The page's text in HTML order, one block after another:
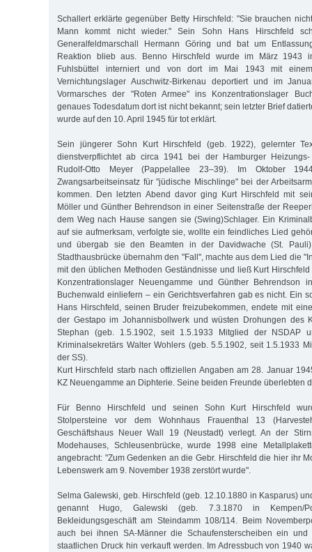
Schallert erklärte gegenüber Betty Hirschfeld: "Sie brauchen
Mann kommt nicht wieder." Sein Sohn Hans Hirschfeld
Generalfeldmarschall Hermann Göring und bat um
Reaktion blieb aus. Benno Hirschfeld wurde im März 1943
Fuhlsbüttel interniert und von dort im Mai 1943 mit
Vernichtungslager Auschwitz-Birkenau deportiert und im
Vormarsches der "Roten Armee" ins Konzentrationslager
genaues Todesdatum dort ist nicht bekannt; sein letzter Brief
wurde auf den 10. April 1945 für tot erklärt.
Sein jüngerer Sohn Kurt Hirschfeld (geb. 1922), gelernter
dienstverpflichtet ab circa 1941 bei der Hamburger Heizungs-
Rudolf-Otto Meyer (Pappelallee 23–39). Im Oktober
Zwangsarbeitseinsatz für "jüdische Mischlinge" bei der
kommen. Den letzten Abend davor ging Kurt Hirschfeld mit
Möller und Günther Behrendson in einer Seitenstraße der
dem Weg nach Hause sangen sie (Swing)Schlager. Ein
auf sie aufmerksam, verfolgte sie, wollte ein feindliches Lied
und übergab sie den Beamten in der Davidwache (St.
Stadthausbrücke übernahm den "Fall", machte aus dem Lied die
mit den üblichen Methoden Geständnisse und ließ Kurt
Konzentrationslager Neuengamme und Günther Behrendson
Buchenwald einliefern – ein Gerichtsverfahren gab es nicht. Ein
Hans Hirschfeld, seinen Bruder freizubekommen, endete mit
der Gestapo im Johannisbollwerk und wüsten Drohungen des
Stephan (geb. 1.5.1902, seit 1.5.1933 Mitglied der NSDAP
Kriminalsekretärs Walter Wohlers (geb. 5.5.1902, seit 1.5.1933
der SS).
Kurt Hirschfeld starb nach offiziellen Angaben am 28. Januar
KZ Neuengamme an Diphterie. Seine beiden Freunde überlebten
Für Benno Hirschfeld und seinen Sohn Kurt Hirschfeld
Stolpersteine vor dem Wohnhaus Frauenthal 13
Geschäftshaus Neuer Wall 19 (Neustadt) verlegt. An der
Modehauses, Schleusenbrücke, wurde 1998 eine
angebracht: "Zum Gedenken an die Gebr. Hirschfeld die hier ihr
Lebenswerk am 9. November 1938 zerstört wurde".
Selma Galewski, geb. Hirschfeld (geb. 12.10.1880 in Kasparus)
genannt Hugo, Galewski (geb. 7.3.1870 in Kempen/
Bekleidungsgeschäft am Steindamm 108/114. Beim
auch bei ihnen SA-Männer die Schaufensterscheiben ein
staatlichen Druck hin verkauft werden. Im Adressbuch von 1940